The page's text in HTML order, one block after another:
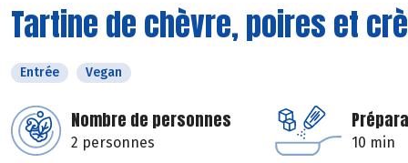
Tartine de chèvre, poires et
Entrée Vegan
Nombre de personnes
2 personnes 10 min